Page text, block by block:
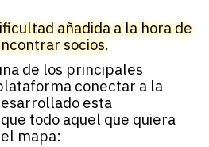
añadida a la hora de
socios.
de los principales
conectar a la
esta
todo aquel que quiera
mapa: